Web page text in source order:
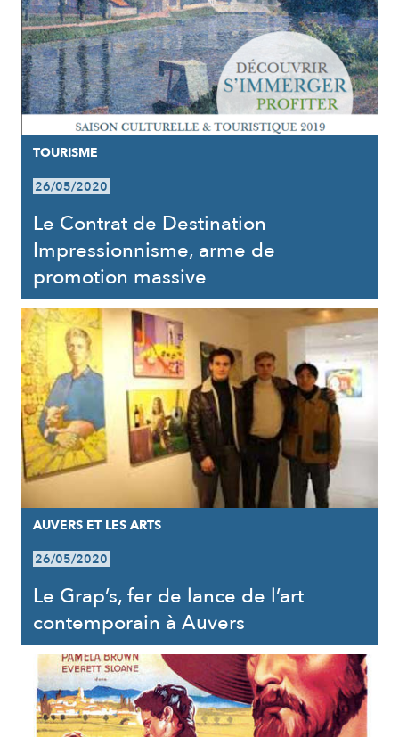
TOURISME
26/05/2020
Le Contrat de Destination
Impressionnisme, arme de
promotion massive
AUVERS ET LES ARTS
26/05/2020
Le Grap’s, fer de lance de l’art
contemporain à Auvers